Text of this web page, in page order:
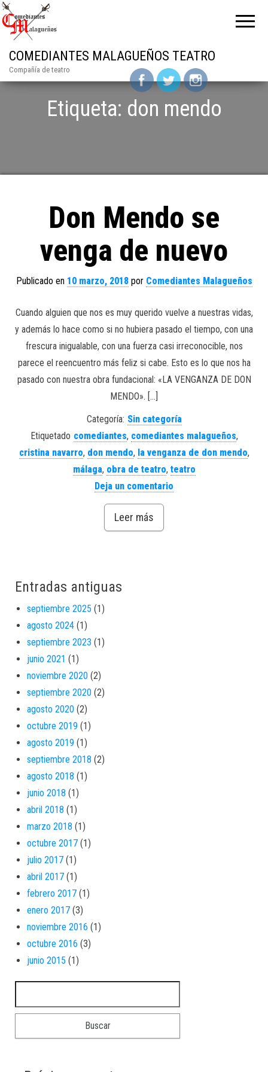
COMEDIANTES MALAGUEÑOS TEATRO
Compañía de teatro
Etiqueta: don mendo
Don Mendo se
venga de nuevo
Publicado en 10 marzo, 2018por Comediantes Malagueños
Cuando alguien que nos es muy querido vuelve a nuestras vidas,
y además lo hace como si no hubiera pasado el tiempo, con una
frescura inigualable, con una fuerza casi irreconocible, nos
parece el reencuentro más feliz si cabe. Esto es lo que nos ha
pasado con nuestra obra fundacional: «LA VENGANZA DE DON
MENDO». […]
Categoría: Sin categoría
Etiquetado comediantes, comediantes malagueños,
cristina navarro, don mendo, la venganza de don mendo,
málaga, obra de teatro, teatro
Deja un comentario
Leer más
Entradas antiguas
septiembre 2025 (1)
agosto 2024 (1)
septiembre 2023 (1)
junio 2021 (1)
noviembre 2020 (2)
septiembre 2020 (2)
agosto 2020 (2)
octubre 2019 (1)
agosto 2019 (1)
septiembre 2018 (2)
agosto 2018 (1)
junio 2018 (1)
abril 2018 (1)
marzo 2018 (1)
octubre 2017 (1)
julio 2017 (1)
abril 2017 (1)
febrero 2017 (1)
enero 2017 (3)
noviembre 2016 (1)
octubre 2016 (3)
junio 2015 (1)